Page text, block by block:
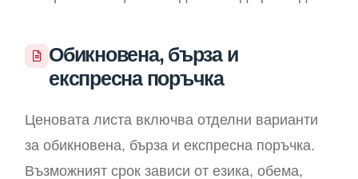
Обикновена, бърза и
експресна поръчка
Ценовата листа включва отделни варианти
за обикновена, бърза и експресна поръчка.
Възможният срок зависи от езика, обема,